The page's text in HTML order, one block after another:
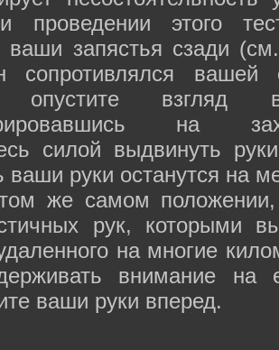
проведении этого
ваши запястья сзади
сопротивлялся вашей
опустите
на
силой выдвинуть
ваши руки останутся на
же самом положении,
рук, которыми
на многие
внимание на
ваши руки вперед.